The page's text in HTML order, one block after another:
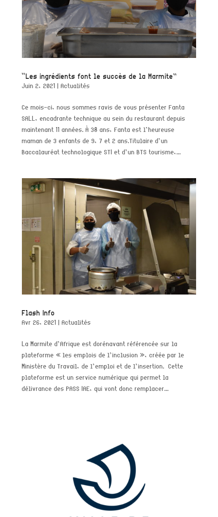
“Les ingrédients font le succès de la Marmite”
Juin 2, 2021 | Actualités
Ce mois-ci, nous sommes ravis de vous présenter Fanta
SALL, encadrante technique au sein du restaurant depuis
maintenant 11 années. À 38 ans, Fanta est l’heureuse
maman de 3 enfants de 9, 7 et 2 ans.Titulaire d’un
Baccalauréat technologique STI et d’un BTS tourisme,...
Flash Info
Avr 26, 2021 | Actualités
La Marmite d’Afrique est dorénavant référencée sur la
plateforme « les emplois de l’inclusion », créée par le
Ministère du Travail, de l’emploi et de l’insertion. Cette
plateforme est un service numérique qui permet la
délivrance des PASS IAE, qui vont donc remplacer...